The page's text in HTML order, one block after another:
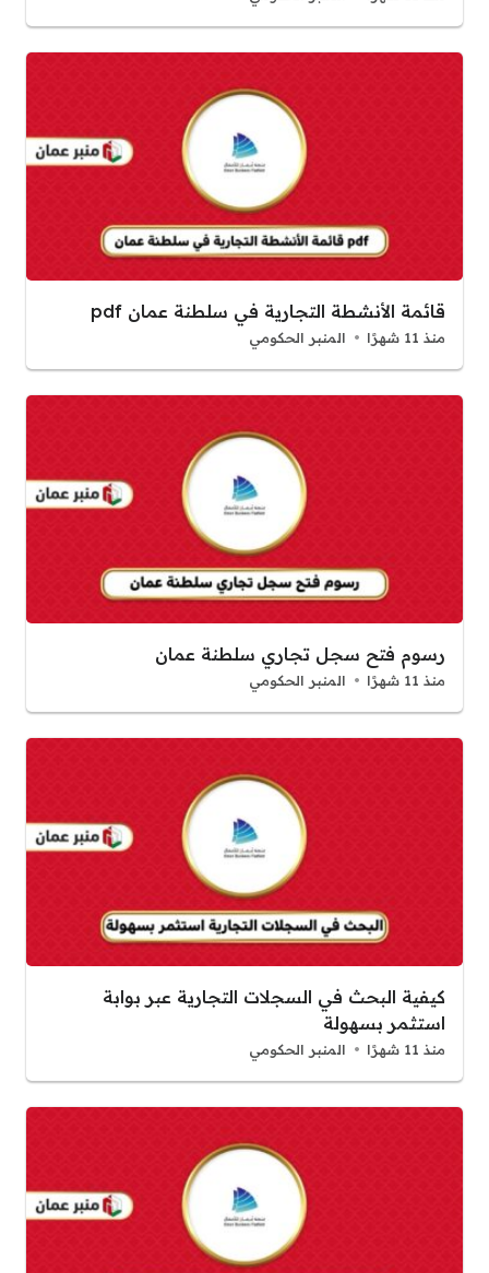
قائمة الأنشطة التجارية في سلطنة عمان pdf
منذ 11 شهرًا المنبر الحكومي
رسوم فتح سجل تجاري سلطنة عمان
منذ 11 شهرًا المنبر الحكومي
كيفية البحث في السجلات التجارية عبر بوابة
استثمر بسهولة
منذ 11 شهرًا المنبر الحكومي